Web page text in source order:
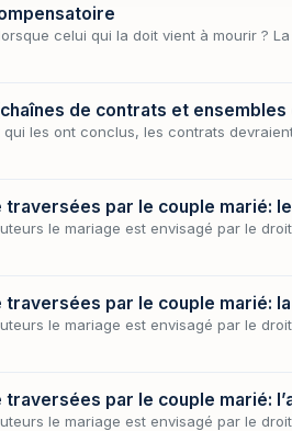
celui qui la doit vient à mourir ?
de contrats et
les ont conclus, les contrats
par le couple marié:
le mariage est envisagé par le
par le couple marié:
le mariage est envisagé par le
par le couple marié:
le mariage est envisagé par le